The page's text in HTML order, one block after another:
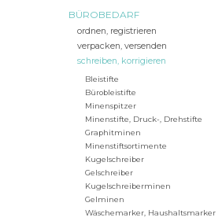
BÜROBEDARF
ordnen, registrieren
verpacken, versenden
schreiben, korrigieren
Bleistifte
Bürobleistifte
Minenspitzer
Minenstifte, Druck-, Drehstifte
Graphitminen
Minenstiftsortimente
Kugelschreiber
Gelschreiber
Kugelschreiberminen
Gelminen
Wäschemarker, Haushaltsmarker